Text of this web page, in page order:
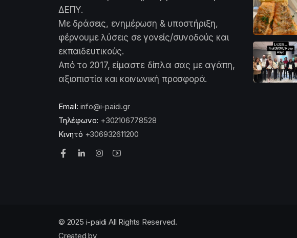
ΔΕΠΥ.
Με δράσεις, ενημέρωση & υποστήριξη,
φέρνουμε λύσεις σε γονείς/συνοδούς και
εκπαιδευτικούς.
Από το 2017, είμαστε δίπλα σας με αγάπη,
αξιοπιστία και κοινωνική προσφορά.
Email: info@i-paidi.gr
Τηλέφωνο: +302106778528
Κινητό +306932611200
© 2025 i-paidi All Rights Reserved.
Created by